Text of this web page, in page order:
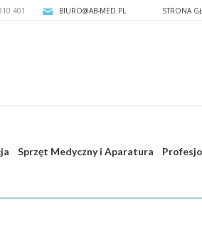
STRONA
401 BIURO@AB-MED.PL
Sprzęt Medyczny i Aparatura